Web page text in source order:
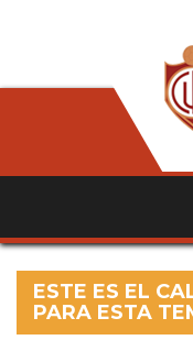
ESTE ES EL
PARA ESTA